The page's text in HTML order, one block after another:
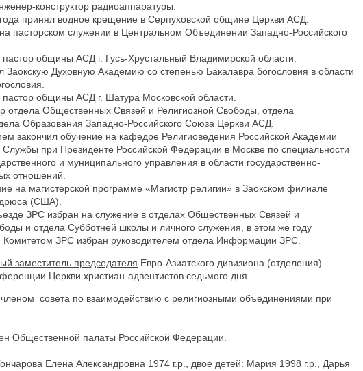
конструктор радиоаппаратуры.
принял водное крещение в Серпуховской общине Церкви АСД.
пасторском служении в Центральном Объединении Западно-Российского
общины АСД г. Гусь-Хрустальный Владимирской области.
Заокскую Духовную Академию со степенью Бакалавра богословия в области
общины АСД г. Шатура Московской области.
отдела Общественных Связей и Религиозной Свободы, отдела
Образования Западно-Российского Союза Церкви АСД.
закончил обучение на кафедре Религиоведения Российской Академии
Службы при Президенте Российской Федерации в Москве по специальности
и муниципального управления в области государственно-
отношений.
на магистерской программе «Магистр религии» в Заокском филиале
(США).
ЗРС избран на служение в отделах Общественных Связей и
и отдела Субботней школы и личного служения, в этом же году
ЗРС избран руководителем отдела Информации ЗРС.
заместитель председателя Евро-Азиатского дивизиона (отделения)
Церкви христиан-адвентистов седьмого дня.
членом совета по взаимодействию с религиозными объединениями при
Общественной палаты Российской Федерации.
Елена Александровна 1974 г.р., двое детей: Мария 1998 г.р., Дарья